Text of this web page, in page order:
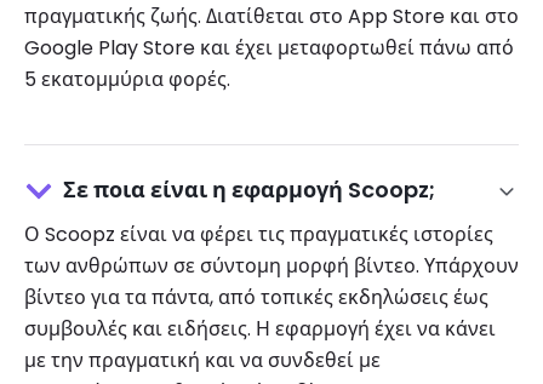
πραγματικής ζωής. Διατίθεται στο App Store και στο
Google Play Store και έχει μεταφορτωθεί πάνω από
5 εκατομμύρια φορές.
Σε ποια είναι η εφαρμογή Scoopz;
Ο Scoopz είναι να φέρει τις πραγματικές ιστορίες
των ανθρώπων σε σύντομη μορφή βίντεο. Υπάρχουν
βίντεο για τα πάντα, από τοπικές εκδηλώσεις έως
συμβουλές και ειδήσεις. Η εφαρμογή έχει να κάνει
με την πραγματική και να συνδεθεί με